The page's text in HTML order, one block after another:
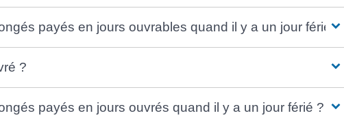
payés en jours ouvrables quand il y a un jour férié ?
?
payés en jours ouvrés quand il y a un jour férié ?